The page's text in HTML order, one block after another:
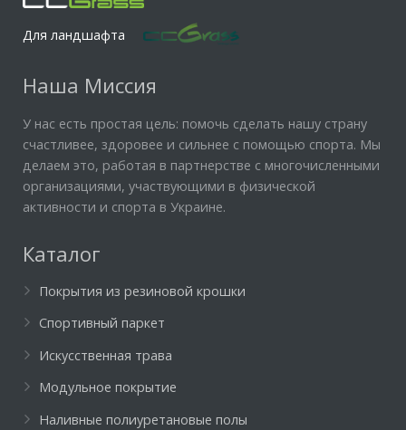
Для ландшафта
Наша Миссия
У нас есть простая цель: помочь сделать нашу страну
счастливее, здоровее и сильнее с помощью спорта. Мы
делаем это, работая в партнерстве с многочисленными
организациями, участвующими в физической
активности и спорта в Украине.
Каталог
Покрытия из резиновой крошки
Спортивный паркет
Искусственная трава
Модульное покрытие
Наливные полиуретановые полы